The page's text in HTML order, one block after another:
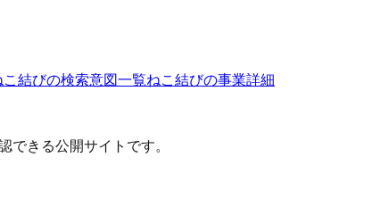
こ結びの検索意図一覧ねこ結びの事業詳細
できる公開サイトです。